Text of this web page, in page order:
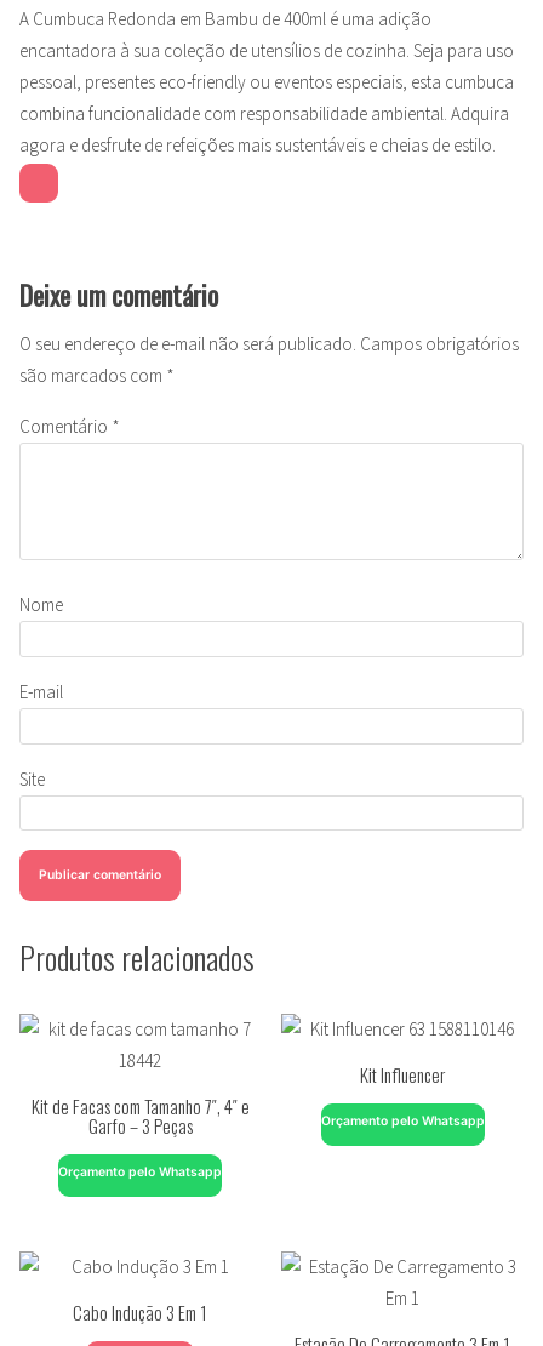
A Cumbuca Redonda em Bambu de 400ml é uma adição
encantadora à sua coleção de utensílios de cozinha. Seja para uso
pessoal, presentes eco-friendly ou eventos especiais, esta cumbuca
combina funcionalidade com responsabilidade ambiental. Adquira
agora e desfrute de refeições mais sustentáveis e cheias de estilo.
Deixe um comentário
O seu endereço de e-mail não será publicado. Campos obrigatórios
são marcados com *
Comentário *
Nome
E-mail
Site
Produtos relacionados
Kit de Facas com Tamanho 7″, 4″ e
Garfo – 3 Peças
Orçamento pelo Whatsapp
Kit Influencer
Orçamento pelo Whatsapp
Cabo Indução 3 Em 1